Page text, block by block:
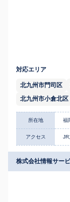
対応エリア
北九州市門司区
北九州市小倉北区
所在地 福
アクセス JR
株式会社情報サー